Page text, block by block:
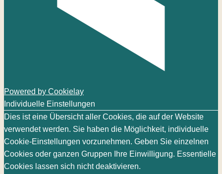
Powered by Cookielay
Individuelle Einstellungen
Dies ist eine Übersicht aller Cookies, die auf der Website
verwendet werden. Sie haben die Möglichkeit, individuelle
Cookie-Einstellungen vorzunehmen. Geben Sie einzelnen
Cookies oder ganzen Gruppen Ihre Einwilligung. Essentielle
Cookies lassen sich nicht deaktivieren.